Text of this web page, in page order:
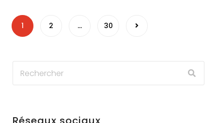
Pagination
des
publications
1 2 … 30